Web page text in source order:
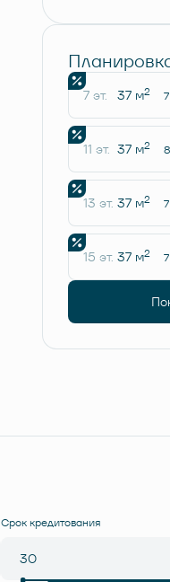
7 эт. 37 м2
11 эт. 37 м2
13 эт. 37 м2
15 эт. 37 м2
Срок кредитования